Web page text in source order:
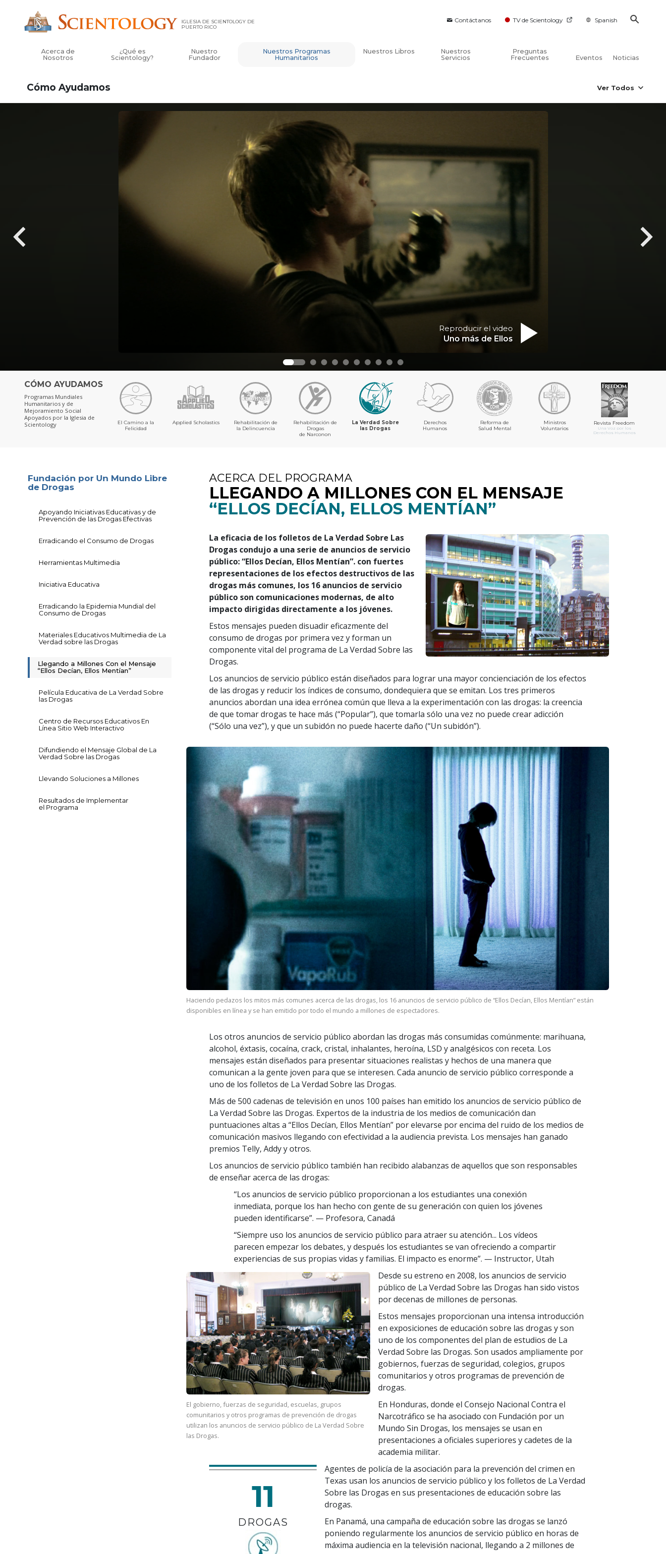
Contáctanos TV de Scientology Spanish
IGLESIA DE SCIENTOLOGY DE
PUERTO RICO
Acerca de
Nosotros
¿Qué es
Scientology?
Nuestro
Fundador
Nuestros Programas
Humanitarios
Nuestros Libros
Nuestros
Servicios
Preguntas
Frecuentes
Eventos Noticias
Cómo Ayudamos Ver Todos
Reproducir el video
Uno más de Ellos
CÓMO AYUDAMOS
Programas Mundiales
Humanitarios y de
Mejoramiento Social
Apoyados por la Iglesia de
Scientology
El Camino a la
Felicidad
Applied Scholastics
Rehabilitación de
la Delincuencia
Rehabilitación de
Drogas
de Narconon
La Verdad Sobre
las Drogas
Derechos
Humanos
Reforma de
Salud Mental
Ministros
Voluntarios
Revista Freedom
Una Voz por los
Derechos Humanos
ACERCA DEL PROGRAMA
LLEGANDO A MILLONES CON EL MENSAJE
“ELLOS DECÍAN, ELLOS MENTÍAN”
La eficacia de los folletos de La Verdad Sobre Las
Drogas condujo a una serie de anuncios de servicio
público: “Ellos Decían, Ellos Mentían”. con fuertes
representaciones de los efectos destructivos de las
drogas más comunes, los 16 anuncios de servicio
público son comunicaciones modernas, de alto
impacto dirigidas directamente a los jóvenes.
Estos mensajes pueden disuadir eficazmente del
consumo de drogas por primera vez y forman un
componente vital del programa de La Verdad Sobre las
Drogas.
Los anuncios de servicio público están diseñados para lograr una mayor concienciación de los efectos
de las drogas y reducir los índices de consumo, dondequiera que se emitan. Los tres primeros
anuncios abordan una idea errónea común que lleva a la experimentación con las drogas: la creencia
de que tomar drogas te hace más (“Popular”), que tomarla sólo una vez no puede crear adicción
(“Sólo una vez”), y que un subidón no puede hacerte daño (“Un subidón”).
Haciendo pedazos los mitos más comunes acerca de las drogas, los 16 anuncios de servicio público de “Ellos Decían, Ellos Mentían” están
disponibles en línea y se han emitido por todo el mundo a millones de espectadores.
Los otros anuncios de servicio público abordan las drogas más consumidas comúnmente: marihuana,
alcohol, éxtasis, cocaína, crack, cristal, inhalantes, heroína, LSD y analgésicos con receta. Los
mensajes están diseñados para presentar situaciones realistas y hechos de una manera que
comunican a la gente joven para que se interesen. Cada anuncio de servicio público corresponde a
uno de los folletos de La Verdad Sobre las Drogas.
Más de 500 cadenas de televisión en unos 100 países han emitido los anuncios de servicio público de
La Verdad Sobre las Drogas. Expertos de la industria de los medios de comunicación dan
puntuaciones altas a “Ellos Decían, Ellos Mentían” por elevarse por encima del ruido de los medios de
comunicación masivos llegando con efectividad a la audiencia prevista. Los mensajes han ganado
premios Telly, Addy y otros.
Los anuncios de servicio público también han recibido alabanzas de aquellos que son responsables
de enseñar acerca de las drogas:
“Los anuncios de servicio público proporcionan a los estudiantes una conexión
inmediata, porque los han hecho con gente de su generación con quien los jóvenes
pueden identificarse”. — Profesora, Canadá
“Siempre uso los anuncios de servicio público para atraer su atención... Los vídeos
parecen empezar los debates, y después los estudiantes se van ofreciendo a compartir
experiencias de sus propias vidas y familias. El impacto es enorme”. — Instructor, Utah
El gobierno, fuerzas de seguridad, escuelas, grupos
comunitarios y otros programas de prevención de drogas
utilizan los anuncios de servicio público de La Verdad Sobre
las Drogas.
11
DROGAS
Desde su estreno en 2008, los anuncios de servicio
público de La Verdad Sobre las Drogas han sido vistos
por decenas de millones de personas.
Estos mensajes proporcionan una intensa introducción
en exposiciones de educación sobre las drogas y son
uno de los componentes del plan de estudios de La
Verdad Sobre las Drogas. Son usados ampliamente por
gobiernos, fuerzas de seguridad, colegios, grupos
comunitarios y otros programas de prevención de
drogas.
En Honduras, donde el Consejo Nacional Contra el
Narcotráfico se ha asociado con Fundación por un
Mundo Sin Drogas, los mensajes se usan en
presentaciones a oficiales superiores y cadetes de la
academia militar.
Agentes de policía de la asociación para la prevención del crimen en
Texas usan los anuncios de servicio público y los folletos de La Verdad
Sobre las Drogas en sus presentaciones de educación sobre las
drogas.
En Panamá, una campaña de educación sobre las drogas se lanzó
poniendo regularmente los anuncios de servicio público en horas de
máxima audiencia en la televisión nacional, llegando a 2 millones de
Fundación por Un Mundo Libre
de Drogas
Apoyando Iniciativas Educativas y de
Prevención de las Drogas Efectivas
Erradicando el Consumo de Drogas
Herramientas Multimedia
Iniciativa Educativa
Erradicando la Epidemia Mundial del
Consumo de Drogas
Materiales Educativos Multimedia de La
Verdad sobre las Drogas
Llegando a Millones Con el Mensaje
“Ellos Decían, Ellos Mentían”
Película Educativa de La Verdad Sobre
las Drogas
Centro de Recursos Educativos En
Línea Sitio Web Interactivo
Difundiendo el Mensaje Global de La
Verdad Sobre las Drogas
Llevando Soluciones a Millones
Resultados de Implementar
el Programa